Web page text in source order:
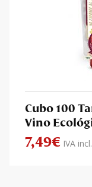
Cubo 100
Vino
7,49€ IVA incl.